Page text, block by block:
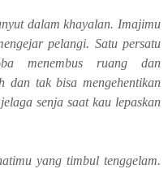
dalam khayalan. Imajimu
pelangi. Satu persatu
menembus ruang dan
dan tak bisa mengehentikan
senja saat kau lepaskan
yang timbul tenggelam.